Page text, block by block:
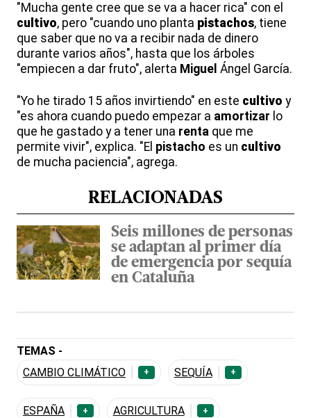
"Mucha gente cree que se va a hacer rica" con el
cultivo, pero "cuando uno planta pistachos, tiene
que saber que no va a recibir nada de dinero
durante varios años", hasta que los árboles
"empiecen a dar fruto", alerta Miguel Ángel García.
"Yo he tirado 15 años invirtiendo" en este cultivo y
"es ahora cuando puedo empezar a amortizar lo
que he gastado y a tener una renta que me
permite vivir", explica. "El pistacho es un cultivo
de mucha paciencia", agrega.
RELACIONADAS
Seis millones de personas
se adaptan al primer día
de emergencia por sequía
en Cataluña
TEMAS -
CAMBIO CLIMÁTICO
+ SEQUÍA +
ESPAÑA + AGRICULTURA +